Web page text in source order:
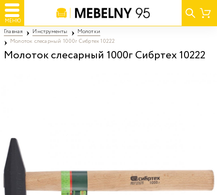
МЕНЮ
Главная Инструменты
Молотки
Молоток слесарный 1000г Сибртех 10222
Молоток слесарный 1000г Сибртех 10222